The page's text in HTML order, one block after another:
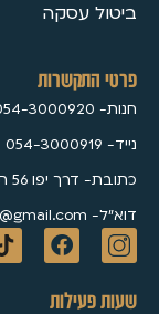
ביטול עסקה
פרטי התקשרות
חנות- 054-3000920
נייד- 054-3000919
כתובת- דרך יפו 56 תל אביב
דוא״ל- yom.sidi@gmail.com
שעות פעילות